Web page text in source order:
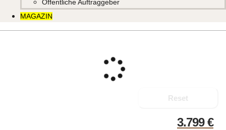
Öffentliche Auftraggeber
MAGAZIN
Reset
3.799€